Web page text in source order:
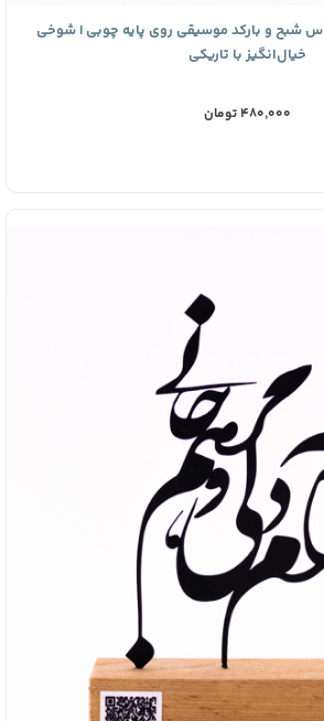
شبح و بارکد موسیقی روی پایه چوبی | شوخی
خیال‌انگیز با تاریکی
480,000 تومان